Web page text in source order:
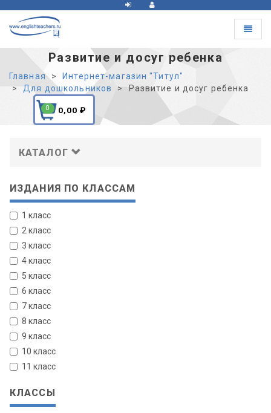
Toggle
Развитие и досуг ребенка
Главная
Интернет-магазин "Титул"
Для дошкольников
Развитие и досуг ребенка
0 0,00 ₽
КАТАЛОГ
ИЗДАНИЯ ПО КЛАССАМ
1 класс
2 класс
3 класс
4 класс
5 класс
6 класс
7 класс
8 класс
9 класс
10 класс
11 класс
КЛАССЫ